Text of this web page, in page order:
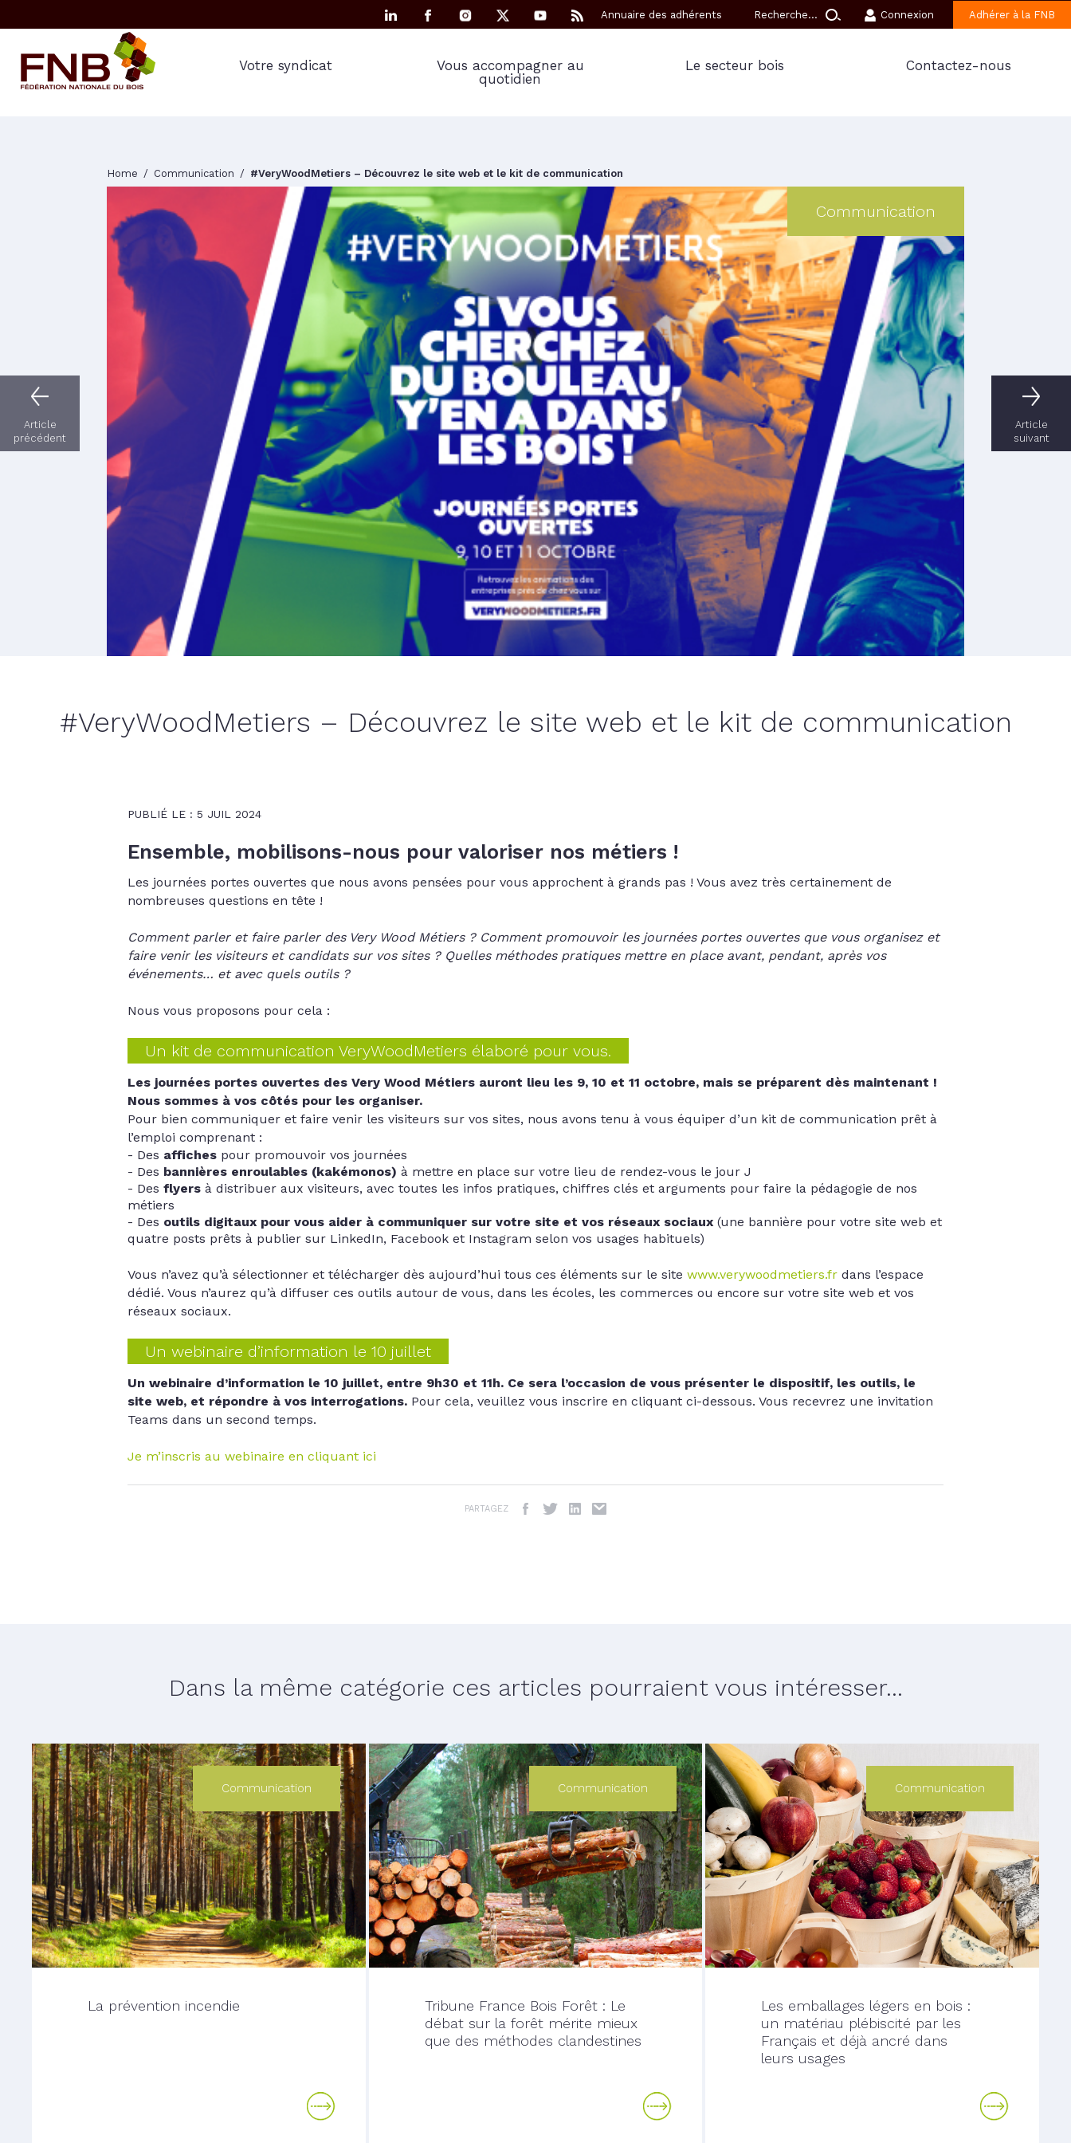
Annuaire des adhérents Connexion Adhérer à la FNB
Votre syndicat
Vous accompagner au
quotidien
Le secteur bois Contactez-nous
Home Communication #VeryWoodMetiers – Découvrez le site web et le kit de communication
Communication
Article
précédent
Article
suivant
#VeryWoodMetiers – Découvrez le site web et le kit de communication
PUBLIÉ LE : 5 JUIL 2024
Ensemble, mobilisons-nous pour valoriser nos métiers !
Les journées portes ouvertes que nous avons pensées pour vous approchent à grands pas ! Vous avez très certainement de
nombreuses questions en tête !
Comment parler et faire parler des Very Wood Métiers ? Comment promouvoir les journées portes ouvertes que vous organisez et
faire venir les visiteurs et candidats sur vos sites ? Quelles méthodes pratiques mettre en place avant, pendant, après vos
événements… et avec quels outils ?
Nous vous proposons pour cela :
Un kit de communication VeryWoodMetiers élaboré pour vous.
Les journées portes ouvertes des Very Wood Métiers auront lieu les 9, 10 et 11 octobre, mais se préparent dès maintenant !
Nous sommes à vos côtés pour les organiser.
Pour bien communiquer et faire venir les visiteurs sur vos sites, nous avons tenu à vous équiper d’un kit de communication prêt à
l’emploi comprenant :
Des affiches pour promouvoir vos journées
Des bannières enroulables (kakémonos) à mettre en place sur votre lieu de rendez-vous le jour J
Des flyers à distribuer aux visiteurs, avec toutes les infos pratiques, chiffres clés et arguments pour faire la pédagogie de nos
métiers
Des outils digitaux pour vous aider à communiquer sur votre site et vos réseaux sociaux (une bannière pour votre site web et
quatre posts prêts à publier sur LinkedIn, Facebook et Instagram selon vos usages habituels)
Vous n’avez qu’à sélectionner et télécharger dès aujourd’hui tous ces éléments sur le site www.verywoodmetiers.fr dans l’espace
dédié. Vous n’aurez qu’à diffuser ces outils autour de vous, dans les écoles, les commerces ou encore sur votre site web et vos
réseaux sociaux.
Un webinaire d’information le 10 juillet
Un webinaire d’information le 10 juillet, entre 9h30 et 11h. Ce sera l’occasion de vous présenter le dispositif, les outils, le
site web, et répondre à vos interrogations. Pour cela, veuillez vous inscrire en cliquant ci-dessous. Vous recevrez une invitation
Teams dans un second temps.
Je m’inscris au webinaire en cliquant ici
PARTAGEZ
Dans la même catégorie ces articles pourraient vous intéresser...
Communication
La prévention incendie
Communication
Tribune France Bois Forêt : Le
débat sur la forêt mérite mieux
que des méthodes clandestines
Communication
Les emballages légers en bois :
un matériau plébiscité par les
Français et déjà ancré dans
leurs usages